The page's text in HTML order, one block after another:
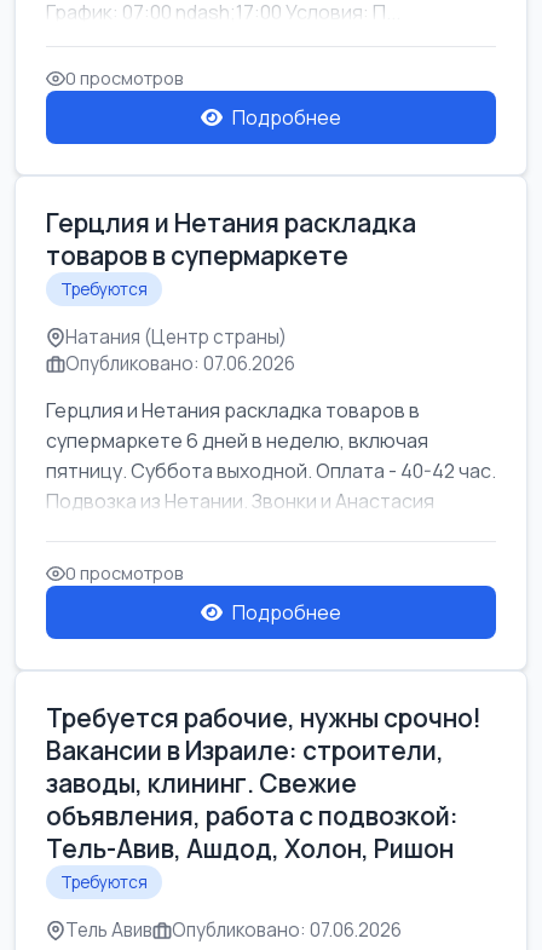
График: 07:00 ndash;17:00 Условия: П...
0 просмотров
Подробнее
Герцлия и Нетания раскладка
товаров в супермаркете
Требуются
Натания (Центр страны)
Опубликовано: 07.06.2026
Герцлия и Нетания раскладка товаров в
супермаркете 6 дней в неделю, включая
пятницу. Суббота выходной. Оплата - 40-42 час.
Подвозка из Нетании. Звонки и Анастасия
0 просмотров
Подробнее
Требуется рабочие, нужны срочно!
Вакансии в Израиле: строители,
заводы, клининг. Свежие
объявления, работа с подвозкой:
Тель-Авив, Ашдод, Холон, Ришон
Требуются
Тель Авив Опубликовано: 07.06.2026